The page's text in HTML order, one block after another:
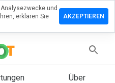
Über
und
erklären Sie
AKZEPTIEREN